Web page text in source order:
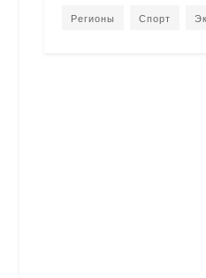
Регионы Спорт